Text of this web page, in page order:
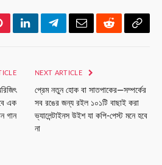
LinkedInTelegramEmailRedditCopy
এক
গান
NEXT ARTICLE
প্রেম নতুন হোক বা সাতপাকের—সম্পর্কের
সব রঙের জন্য রইল ১০১টি বাছাই করা
ভ্যালেন্টাইনস উইশ যা কপি-পেস্ট মনে হবে
না